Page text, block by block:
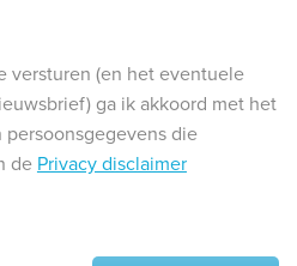
versturen (en het eventuele
ga ik akkoord met het
die
de Privacy disclaimer